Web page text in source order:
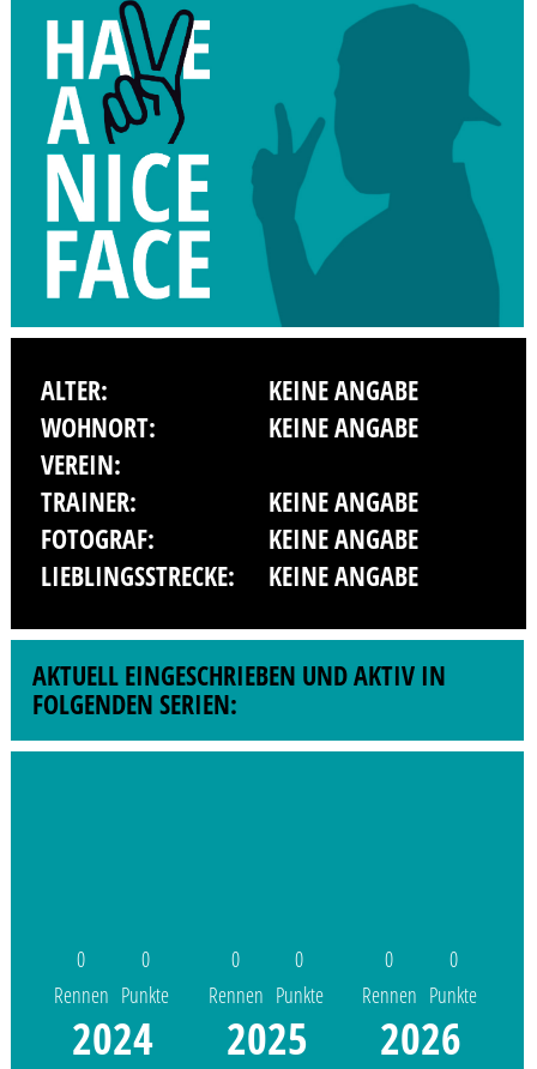
ALTER:
KEINE ANGABE
WOHNORT:
KEINE ANGABE
VEREIN:
TRAINER:
KEINE ANGABE
FOTOGRAF:
KEINE ANGABE
LIEBLINGSSTRECKE:
KEINE ANGABE
AKTUELL EINGESCHRIEBEN UND AKTIV IN
FOLGENDEN SERIEN:
0
Rennen
0
Punkte
2024
0
Rennen
0
Punkte
2025
0
Rennen
0
Punkte
2026